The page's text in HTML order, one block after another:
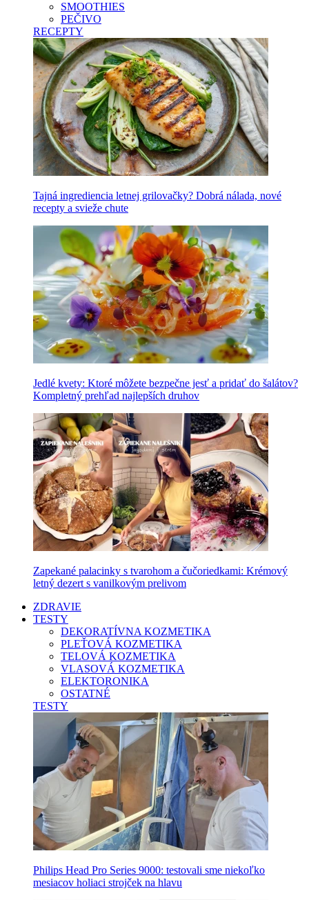
SMOOTHIES
PEČIVO
RECEPTY
Tajná ingrediencia letnej grilovačky? Dobrá nálada, nové
recepty a svieže chute
Jedlé kvety: Ktoré môžete bezpečne jesť a pridať do šalátov?
Kompletný prehľad najlepších druhov
Zapekané palacinky s tvarohom a čučoriedkami: Krémový
letný dezert s vanilkovým prelivom
ZDRAVIE
TESTY
DEKORATÍVNA KOZMETIKA
PLEŤOVÁ KOZMETIKA
TELOVÁ KOZMETIKA
VLASOVÁ KOZMETIKA
ELEKTORONIKA
OSTATNÉ
TESTY
Philips Head Pro Series 9000: testovali sme niekoľko
mesiacov holiaci strojček na hlavu